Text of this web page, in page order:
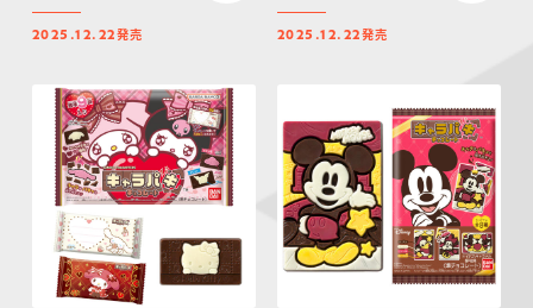
2025.12.22発売 2025.12.22発売